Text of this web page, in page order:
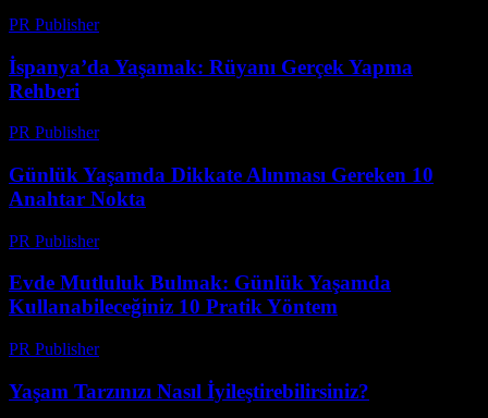
PR Publisher-
İspanya’da Yaşamak: Rüyanı Gerçek Yapma
Rehberi
PR Publisher-
Günlük Yaşamda Dikkate Alınması Gereken 10
Anahtar Nokta
PR Publisher-
Evde Mutluluk Bulmak: Günlük Yaşamda
Kullanabileceğiniz 10 Pratik Yöntem
PR Publisher-
Yaşam Tarzınızı Nasıl İyileştirebilirsiniz?